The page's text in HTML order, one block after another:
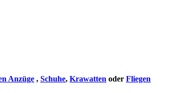
Anzüge , Schuhe, Krawatten oder Fliegen